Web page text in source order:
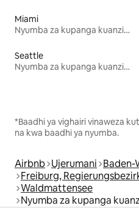
Miami
Nyumba za kupanga kuanzia mwezi mmoja
Seattle
Nyumba za kupanga kuanzia mwezi mmoja
*Baadhi ya vighairi vinaweza
na kwa baadhi ya nyumba.
Airbnb Ujerumani
Freiburg,
Waldmattensee
Nyumba za kupanga